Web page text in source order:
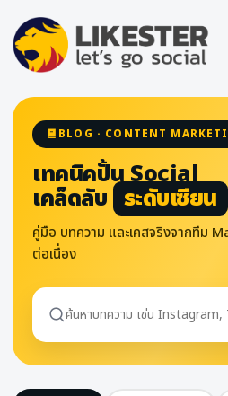
BLOG · CONTENT
เทคนิคปั้น Social
เคล็ดลับ ระดับเซียน
คู่มือ บทความ และเคสจริงจากทีม
ต่อเนื่อง